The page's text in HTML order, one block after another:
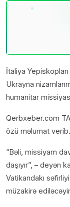
İtaliya
Ukrayna
humanitar
Qerbxeber.com
özü məlumat verib.
“Bəli, missiyam
daşıyır”, – deyən
Vatikandakı səfirliyi
müzakirə